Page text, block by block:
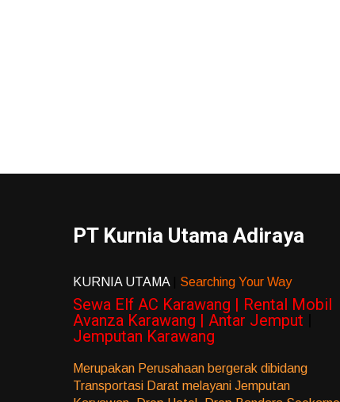
PT Kurnia Utama Adiraya
KURNIA UTAMA Searching Your Way
Sewa Elf AC Karawang | Rental Mobil
Avanza Karawang | Antar Jemput
Jemputan Karawang
Merupakan Perusahaan bergerak dibidang
Transportasi Darat melayani Jemputan